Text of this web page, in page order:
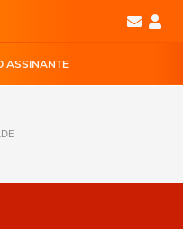
ASSINANTE